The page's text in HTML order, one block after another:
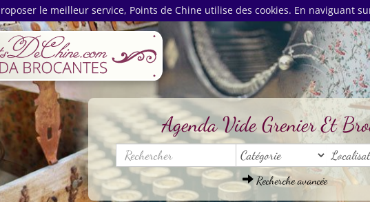
le meilleur service, Points de Chine utilise des cookies. En naviguant
Agenda Vide Grenier Et
Recherche avancée